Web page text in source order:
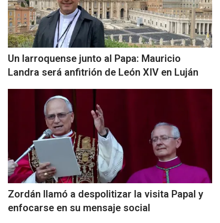
Un larroquense junto al Papa: Mauricio
Landra será anfitrión de León XIV en Luján
Zordán llamó a despolitizar la visita Papal y
enfocarse en su mensaje social